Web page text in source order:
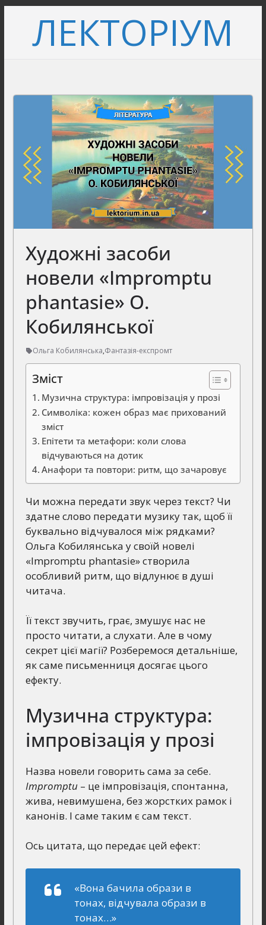
вмістуЛЕКТОРІУМ
Художні засоби
новели «Impromptu
phantasie» О.
Кобилянської
Ольга Кобилянська,Фантазія-експромт
Зміст
Музична структура: імпровізація у прозі
Символіка: кожен образ має прихований
зміст
Епітети та метафори: коли слова
відчуваються на дотик
Анафори та повтори: ритм, що зачаровує
Чи можна передати звук через текст? Чи
здатне слово передати музику так, щоб її
буквально відчувалося між рядками?
Ольга Кобилянська у своїй новелі
«Impromptu phantasie» створила
особливий ритм, що відлунює в душі
читача.
Її текст звучить, грає, змушує нас не
просто читати, а слухати. Але в чому
секрет цієї магії? Розберемося детальніше,
як саме письменниця досягає цього
ефекту.
Музична структура:
імпровізація у прозі
Назва новели говорить сама за себе.
Impromptu– це імпровізація, спонтанна,
жива, невимушена, без жорстких рамок і
канонів. І саме таким є сам текст.
Ось цитата, що передає цей ефект:
«Вона бачила образи в
тонах, відчувала образи в
тонах…»